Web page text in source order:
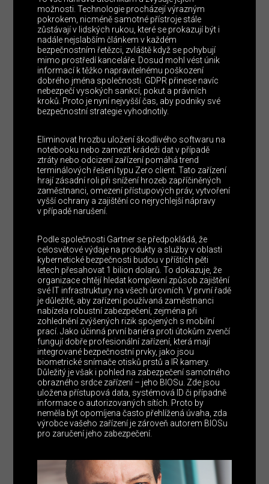
možnosti. Technologie procházejí výrazným
pokrokem, nicméně samotné přístroje stále
zůstávají v lidských rukou, které se prokazují být i
nadále nejslabším článkem v každém
bezpečnostním řetězci, zvláště když se pohybují
mimo prostředí kanceláře. Dosud mohl vést únik
informací k těžko napravitelnému poškození
dobrého jména společnosti. GDPR přinese navíc
nebezpečí vysokých sankcí, pokut a právních
kroků. Proto je nyní nejvyšší čas, aby podniky své
bezpečnostní strategie vyhodnotily.
Eliminovat hrozbu uložení škodlivého softwaru na
notebooku nebo zamezit krádeži dat v případě
ztráty nebo odcizení zařízení pomáhá trend
terminálových řešení typu Zero client. Tato zařízení
hrají zásadní roli při snížení hrozeb zapříčiněných
zaměstnanci, omezení přístupových práv, vytvoření
vyšší ochrany a zajištění co nejrychlejší nápravy
v případě narušení.
Podle společnosti Gartner se předpokládá, že
celosvětové výdaje na produkty a služby v oblasti
kybernetické bezpečnosti budou v příštích pěti
letech přesahovat 1 bilion dolarů. To dokazuje, že
organizace chtějí hledat komplexní způsob zajištění
své IT infrastruktury na všech úrovních. V první řadě
je důležité, aby zařízení používaná zaměstnanci
nabízela robustní zabezpečení, zejména při
zohlednění zvýšených rizik spojených s mobilní
prací. Jako účinná první bariéra proti útokům zvenčí
fungují dobře profesionální zařízení, která mají
integrované bezpečnostní prvky, jako jsou
biometrické snímače otisků prstů a IR kamery.
Důležitý je však i pohled na zabezpečení samotného
obrazného srdce zařízení – jeho BIOSu. Zde jsou
uložena přístupová data, systémová ID či případně
informace o autorizovaných sítích. Proto by
neměla být opomíjena často přehlížená úvaha, zda
výrobce vašeho zařízení je zároveň autorem BIOSu
pro zaručení jeho zabezpečení.